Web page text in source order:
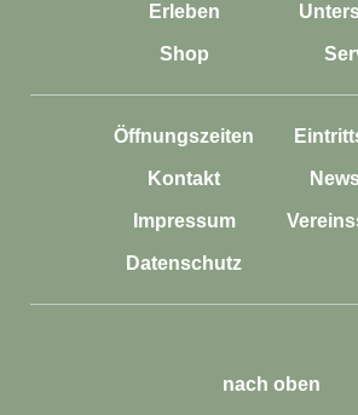
Erleben
Shop
Öffnungszeiten
Kontakt
Impressum
Datenschutz
nach oben